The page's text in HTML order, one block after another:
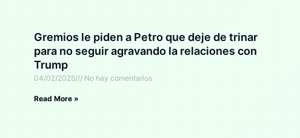
Gremios le piden a Petro que deje de trinar
para no seguir agravando la relaciones con
Trump
04/02/2025 No hay comentarios
Read More »